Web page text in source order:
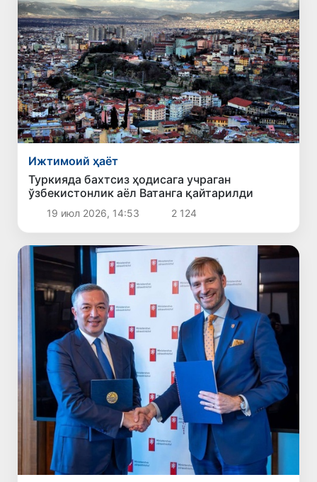
Ижтимоий ҳаёт
Туркияда бахтсиз ҳодисага учраган
ўзбекистонлик аёл Ватанга қайтарилди
19 июл 2026, 14:53 2 124